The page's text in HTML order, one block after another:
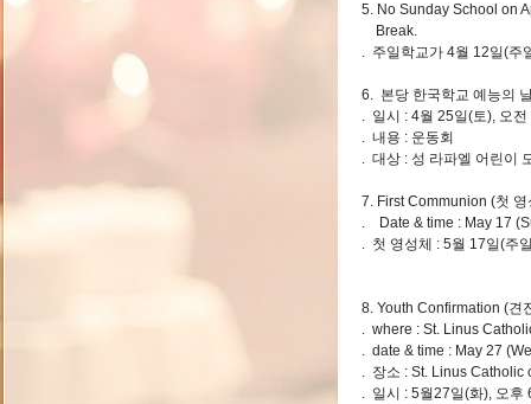
5. No Sunday School on
Break.
. 주일학교가 4월 12일(주
6. 본당 한국학교 예능의
. 일시 : 4월 25일(토), 오
. 내용 : 운동회
. 대상 : 성 라파엘 어린이
7. First Communion (첫 영
. Date & time : May 17
. 첫 영성체 : 5월 17일(주
8. Youth Confirmation (견
. where : St. Linus
. date & time : May 27
. 장소 : St. Linus
. 일시 : 5월27일(화), 오후